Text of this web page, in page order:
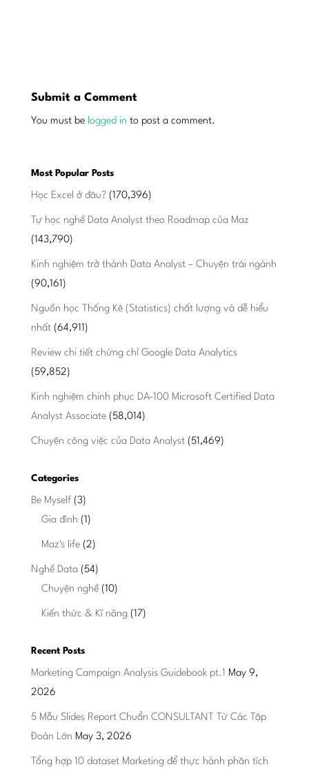
Submit a Comment
You must be logged in to post a comment.
Most Popular Posts
Học Excel ở đâu? (170,396)
Tự học nghề Data Analyst theo Roadmap của Maz
(143,790)
Kinh nghiệm trở thành Data Analyst – Chuyện trái ngành
(90,161)
Nguồn học Thống Kê (Statistics) chất lượng và dễ hiểu
nhất (64,911)
Review chi tiết chứng chỉ Google Data Analytics
(59,852)
Kinh nghiệm chinh phục DA-100 Microsoft Certified Data
Analyst Associate (58,014)
Chuyện công việc của Data Analyst (51,469)
Categories
Be Myself(3)
Gia đình (1)
Maz's life(2)
Nghề Data(54)
Chuyện nghề(10)
Kiến thức & Kĩ năng(17)
Recent Posts
Marketing Campaign Analysis Guidebook pt.1 May 9,
2026
5 Mẫu Slides Report Chuẩn CONSULTANT Từ Các Tập
Đoàn Lớn May 3, 2026
Tổng hợp 10 dataset Marketing để thực hành phân tích